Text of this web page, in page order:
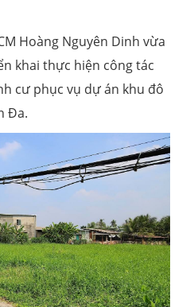
Hoàng Nguyên Dinh vừa
khai thực hiện công tác
cư phục vụ dự án khu đô
Đa.